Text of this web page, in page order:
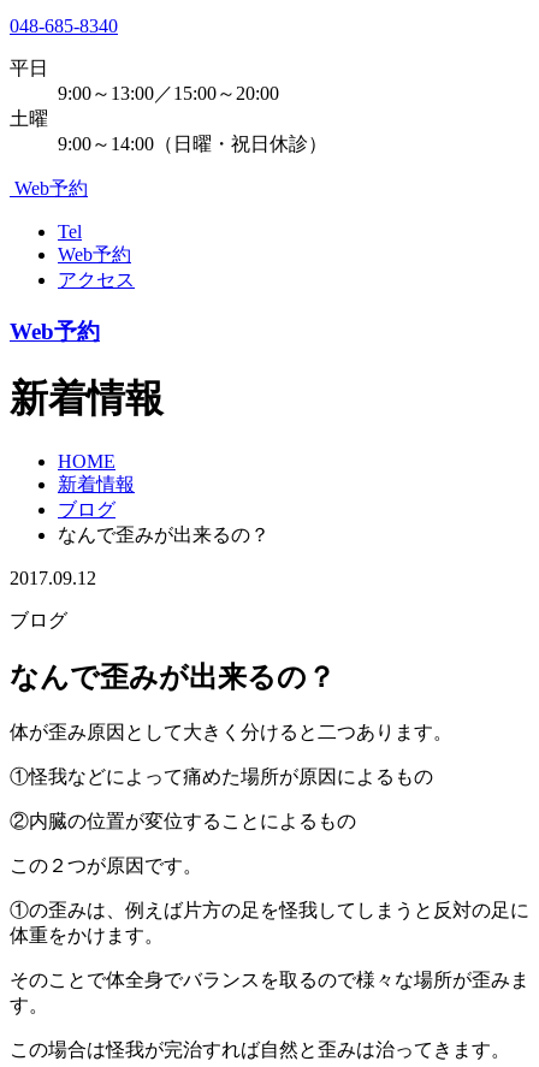
048-685-8340
平日
9:00～13:00／15:00～20:00
土曜
9:00～14:00（日曜・祝日休診）
Web予約
Tel
Web予約
アクセス
Web予約
新着情報
HOME
新着情報
ブログ
なんで歪みが出来るの？
2017.09.12
ブログ
なんで歪みが出来るの？
体が歪み原因として大きく分けると二つあります。
①怪我などによって痛めた場所が原因によるもの
②内臓の位置が変位することによるもの
この２つが原因です。
①の歪みは、例えば片方の足を怪我してしまうと反対の足に
体重をかけます。
そのことで体全身でバランスを取るので様々な場所が歪みま
す。
この場合は怪我が完治すれば自然と歪みは治ってきます。